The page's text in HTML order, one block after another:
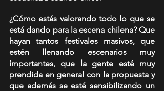
¿Cómo estás valorando todo lo que se
está dando para la escena chilena? Que
hayan tantos festivales masivos, que
estén llenando escenarios muy
importantes, que la gente esté muy
prendida en general con la propuesta y
que además se esté sensibilizando un